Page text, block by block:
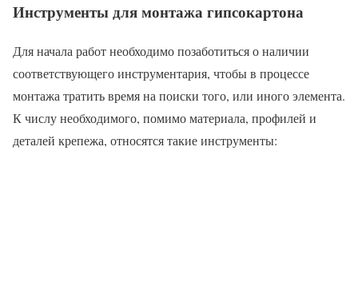
Инструменты для монтажа гипсокартона
Для начала работ необходимо позаботиться о наличии
соответствующего инструментария, чтобы в процессе
монтажа тратить время на поиски того, или иного элемента.
К числу необходимого, помимо материала, профилей и
деталей крепежа, относятся такие инструменты: